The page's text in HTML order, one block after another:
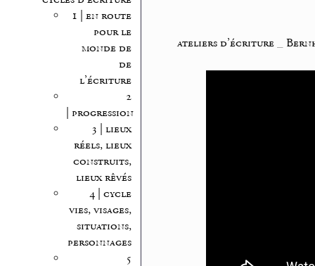
1 | en route
pour le
monde de
de
l’écriture
2
| progression
3 | lieux
réels, lieux
construits,
lieux rêvés
4 | cycle
vies, visages,
situations,
personnages
5
ateliers d’écriture_